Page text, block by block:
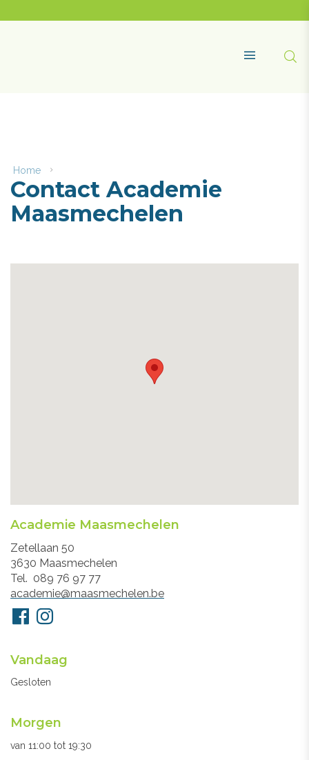
content
Home
Academie
Maasmechelen
Contact Academie
Maasmechelen
Academie Maasmechelen
Adres
Zetellaan 50
3630 Maasmechelen
Tel.
089 76 97 77
E-
mail
academie@maasmechelen.be
Volg
ons
FacebookInstagram
Openingsuren
secretariaat
Vandaag
Gesloten
Morgen
van 11:00 tot 19:30